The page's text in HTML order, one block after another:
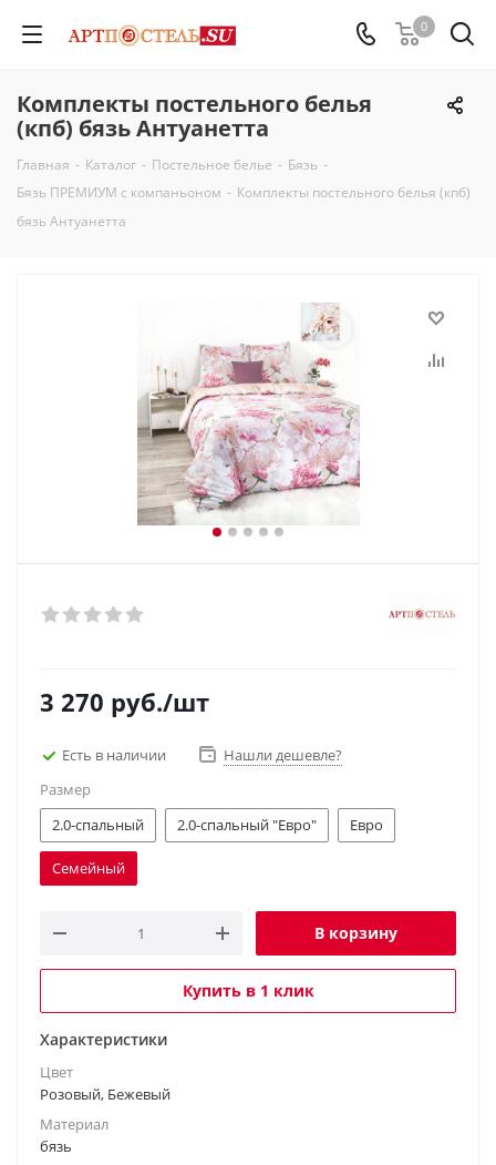
0
Комплекты постельного белья
(кпб) бязь Антуанетта
Главная - Каталог - Постельное белье - Бязь -
Бязь ПРЕМИУМ с компаньоном - Комплекты постельного белья (кпб)
бязь Антуанетта
3 270 руб./шт
Есть в наличии
Нашли дешевле?
Размер
2.0-спальный
2.0-спальный "Евро" Евро
Семейный
В корзину
Купить в 1 клик
Характеристики
Цвет
Розовый, Бежевый
Материал
бязь